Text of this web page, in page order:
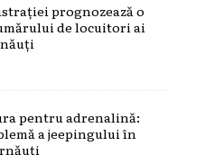
prognozează o
de locuitori ai
pentru adrenalină:
a jeepingului în